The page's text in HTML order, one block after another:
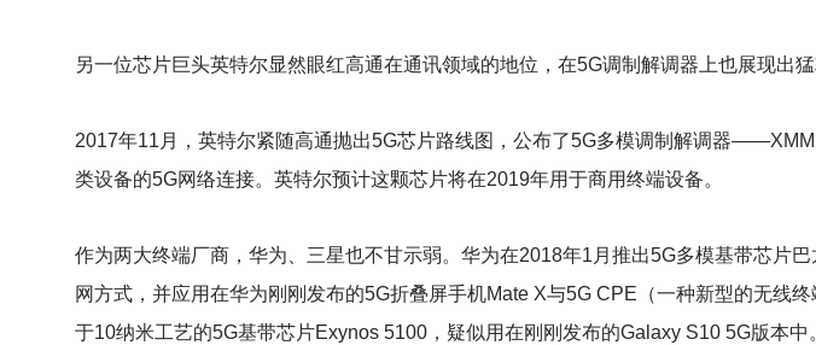
另一位芯片巨头英特尔显然眼红高通在通讯领域的地位，在5G调制解调器上也展现出猛
2017年11月，英特尔紧随高通抛出5G芯片路线图，公布了5G多模调制解调器
类设备的5G网络连接。英特尔预计这颗芯片将在2019年用于商用终端设备。
作为两大终端厂商，华为、三星也不甘示弱。华为在2018年1月推出5G多模基带芯片
网方式，并应用在华为刚刚发布的5G折叠屏手机Mate X与5G CPE（一种新型的无线
于10纳米工艺的5G基带芯片Exynos 5100，疑似用在刚刚发布的Galaxy S10 5G版本中